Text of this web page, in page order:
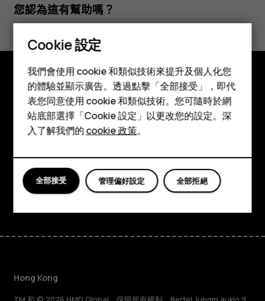
智慧型手機
功能型手機
配件
平板電腦
您認為這有幫助嗎？
是 否
探索
關於
支援
FacebookInstagram
TiktokYoutubeLinkedinDiscord
Hong Kong
Cookie 設定
我們會使用 cookie 和類似技術來提升及個人化您
的體驗並顯示廣告。透過點擊「全部接受」，即代
表您同意使用 cookie 和類似技術。您可隨時於網
站底部選擇「Cookie 設定」以更改您的設定。深
入了解我們的cookie 政策。
全部拒絕
管理偏好設定
全部接受